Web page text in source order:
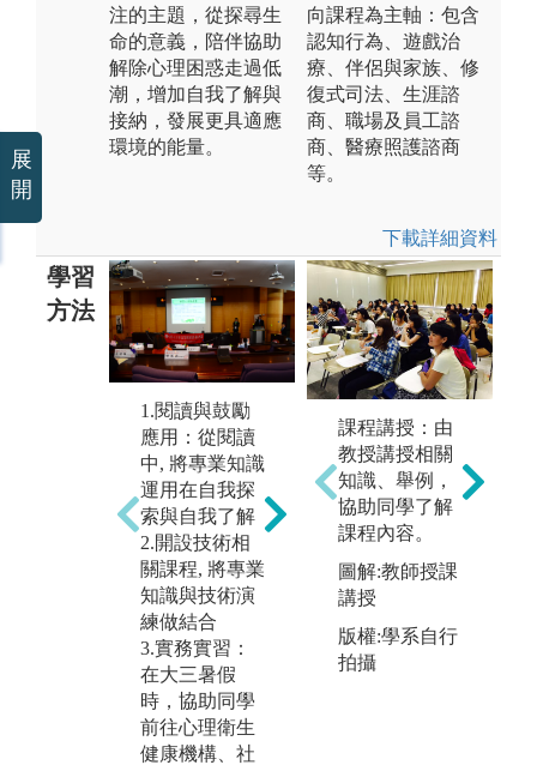
注的主題，從探尋生
命的意義，陪伴協助
解除心理困惑走過低
潮，增加自我了解與
接納，發展更具適應
環境的能量。
向課程為主軸：包含
認知行為、遊戲治
療、伴侶與家族、修
復式司法、生涯諮
商、職場及員工諮
商、醫療照護諮商
等。
下載詳細資料
學習
方法
1.閱讀與鼓勵
應用：從閱讀
中, 將專業知識
運用在自我探
索與自我了解
2.開設技術相
關課程, 將專業
知識與技術演
練做結合
3.實務實習：
在大三暑假
時，協助同學
前往心理衛生
健康機構、社
實作學習：系
上會邀請不同
領域的專家，
如園藝治療技
術師、 行動諮
商心理師授
課、辦理工作
坊或職涯輔
導，讓同學瞭
解業界工作情
課程講授：由
教授講授相關
知識、舉例，
協助同學了解
課程內容。
圖解:教師授課
講授
版權:學系自行
拍攝
展
開